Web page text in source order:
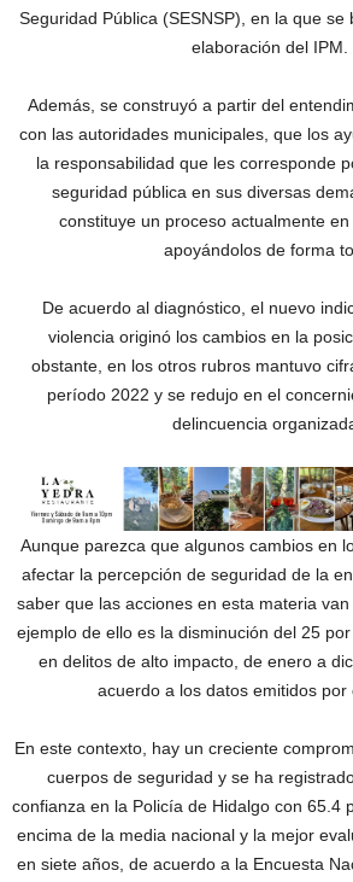
Seguridad Pública (SESNSP), en la que se
elaboración del IPM.
Además, se construyó a partir del
con las autoridades municipales, que los
la responsabilidad que les corresponde
seguridad pública en sus diversas
constituye un proceso actualmente en
apoyándolos de forma
De acuerdo al diagnóstico, el nuevo
violencia originó los cambios en la
obstante, en los otros rubros mantuvo
período 2022 y se redujo en el
delincuencia
Aunque parezca que algunos cambios en
afectar la percepción de seguridad de la
saber que las acciones en esta materia
ejemplo de ello es la disminución del 25
en delitos de alto impacto, de enero a
acuerdo a los datos emitidos por
En este contexto, hay un creciente
cuerpos de seguridad y se ha
confianza en la Policía de Hidalgo con 65.4
encima de la media nacional y la mejor
en siete años, de acuerdo a la Encuesta